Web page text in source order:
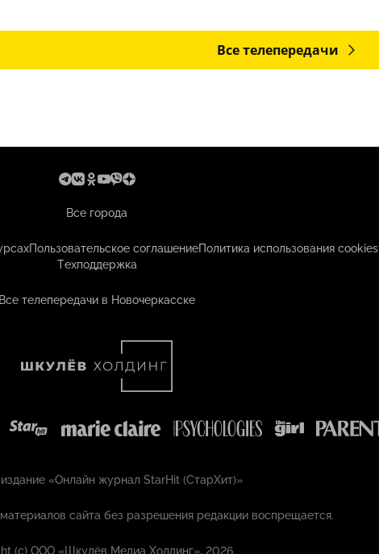
Все телепередачи
Все города
Пользовательское соглашениеПолитика использования cookies
Техподдержка
Все телепередачи в Новочеркасске
«Онлайн журнал StarHit (СтарХит)»
сайта без разрешения редакции воспрещается.
(с) ООО «Шкулёв Медиа Холдинг», 2026.